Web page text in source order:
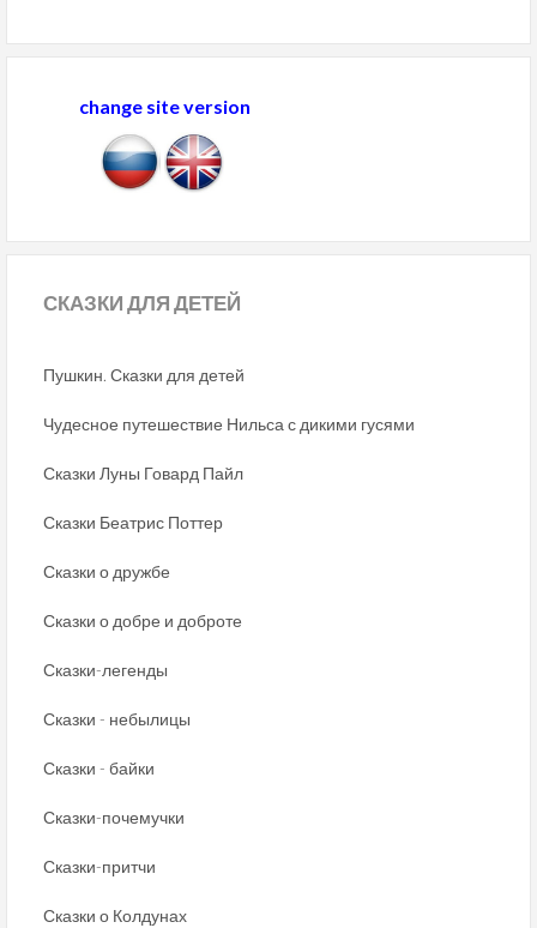
change site version
СКАЗКИДЛЯ ДЕТЕЙ
Пушкин. Сказки для детей
Чудесное путешествие Нильса с дикими гусями
Сказки Луны Говард Пайл
Сказки Беатрис Поттер
Сказки о дружбе
Сказки о добре и доброте
Сказки-легенды
Сказки - небылицы
Сказки - байки
Сказки-почемучки
Сказки-притчи
Сказки о Колдунах